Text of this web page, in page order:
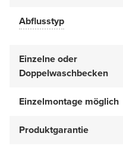
Abflusstyp
Einzelne oder
Doppelwaschbecken
Einzelmontage möglich
Produktgarantie